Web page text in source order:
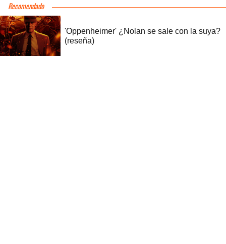
Recomendado
'Oppenheimer' ¿Nolan se sale con la suya?
(reseña)